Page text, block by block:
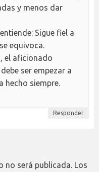
y menos dar
Sigue fiel a
equivoca.
el aficionado
ser empezar a
hecho siempre.
Responder
no será publicada. Los